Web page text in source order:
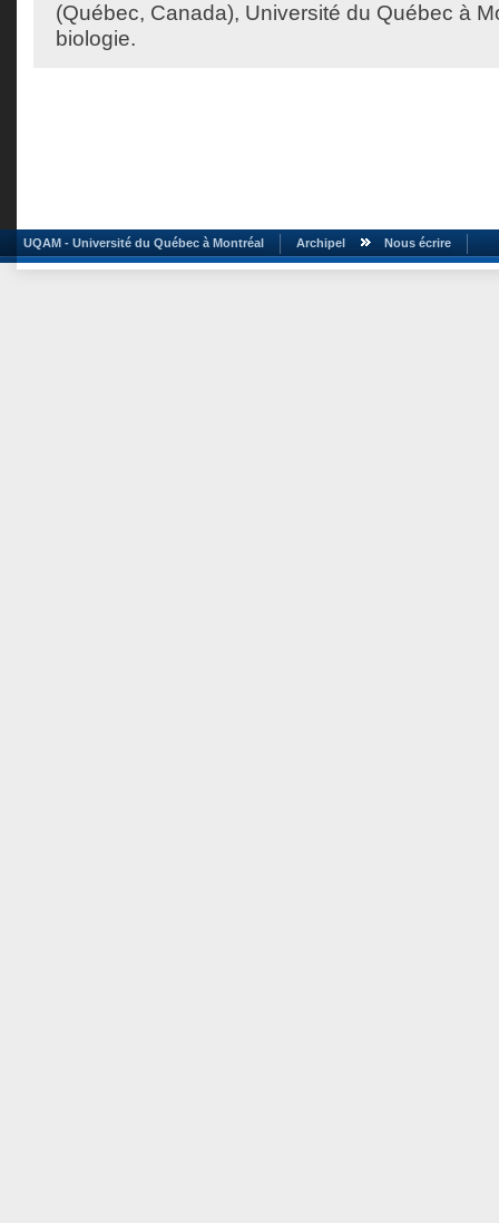
(Québec, Canada), Université du Québec à
biologie.
UQAM - Université du Québec à Montréal Archipel Nous écrire